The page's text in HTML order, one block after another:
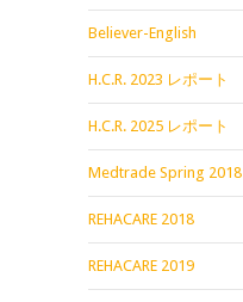
Believer-English
H.C.R. 2023 レポート
H.C.R. 2025 レポート
Medtrade Spring 2018
REHACARE 2018
REHACARE 2019